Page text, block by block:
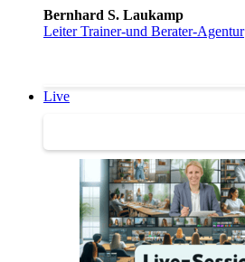
Bernhard S. Laukamp
Leiter Trainer-und Berater-Agentur
Live